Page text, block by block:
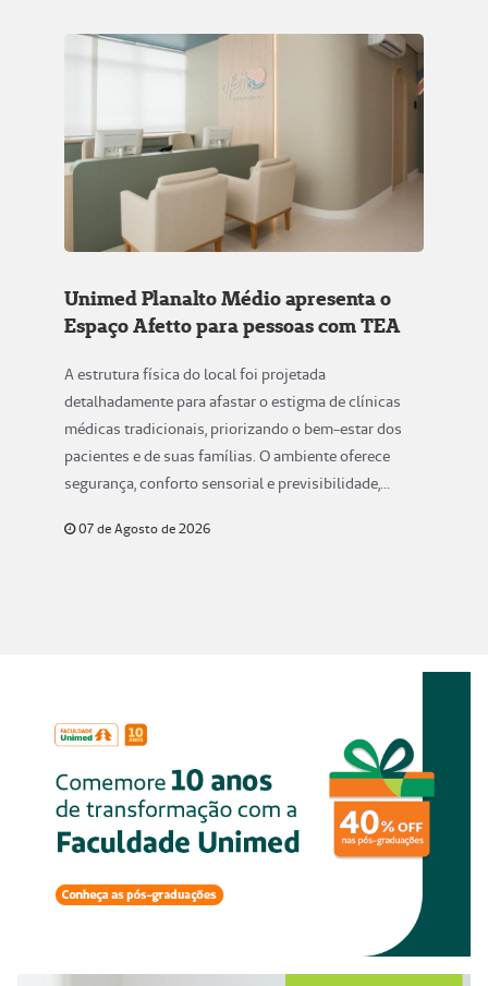
Unimed Planalto Médio apresenta o
Espaço Afetto para pessoas com TEA
A estrutura física do local foi projetada
detalhadamente para afastar o estigma de clínicas
médicas tradicionais, priorizando o bem-estar dos
pacientes e de suas famílias. O ambiente oferece
segurança, conforto sensorial e previsibilidade,
07 de Agosto de 2026